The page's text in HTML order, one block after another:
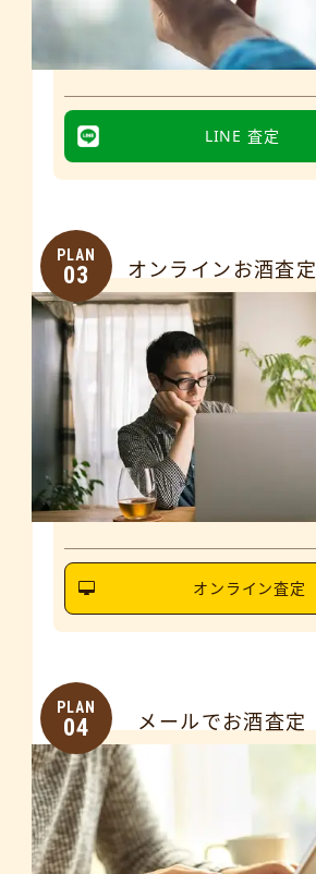
LINE 査定
PLAN
03 オンラインお酒査定
オンライン査定
PLAN
04 メールでお酒査定